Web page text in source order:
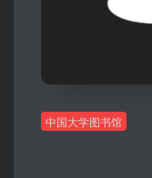
中国大学图书馆